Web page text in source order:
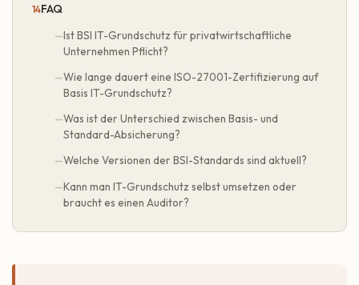
FAQ
Ist BSI IT-Grundschutz für privatwirtschaftliche
Unternehmen Pflicht?
Wie lange dauert eine ISO-27001-Zertifizierung auf
Basis IT-Grundschutz?
Was ist der Unterschied zwischen Basis- und
Standard-Absicherung?
Welche Versionen der BSI-Standards sind aktuell?
Kann man IT-Grundschutz selbst umsetzen oder
braucht es einen Auditor?